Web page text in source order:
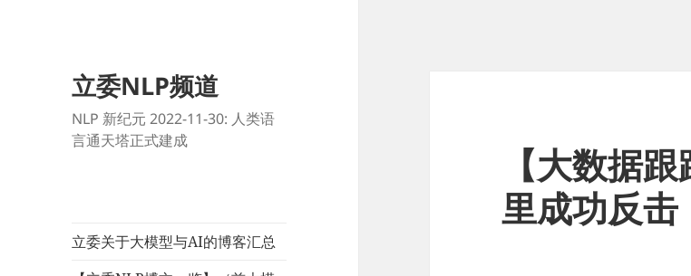
立委NLP频道
NLP 新纪元 2022-11-30: 人类语
言通天塔正式建成
立委关于大模型与AI的博客汇总
【大数据
里成功反击